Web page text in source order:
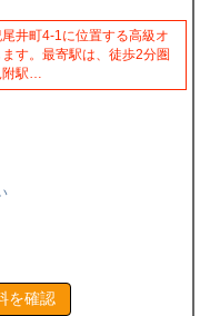
井町4-1に位置する高級オ
す。最寄駅は、徒歩2分圏
附駅…
を確認